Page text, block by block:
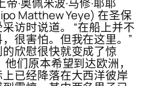
·奥佩米波·马修·耶耶
Matthew Yeye) 在圣保
访时说道。 “在船上并不
很害怕。但我在这里。”
欣慰很快就变成了惊
们原本希望到达欧洲，
已经降落在大西洋彼岸